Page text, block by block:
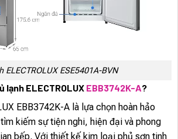
ELECTROLUX ESE5401A-BVN
lạnh ELECTROLUX EBB3742K-A?
EBB3742K-A là lựa chọn hoàn hảo
kiếm sự tiện nghi, hiện đại và phong
bếp. Với thiết kế kim loại phủ sơn tinh